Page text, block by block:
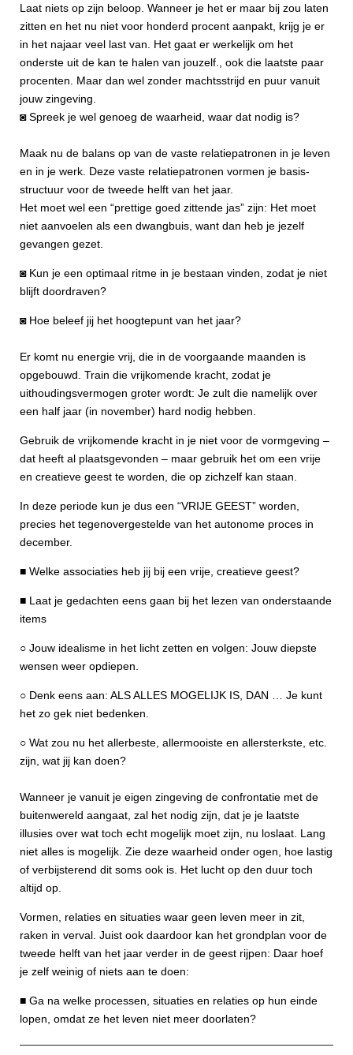
Laat niets op zijn beloop. Wanneer je het er maar bij zou laten
zitten en het nu niet voor honderd procent aanpakt, krijg je er
in het najaar veel last van. Het gaat er werkelijk om het
onderste uit de kan te halen van jouzelf., ook die laatste paar
procenten. Maar dan wel zonder machtsstrijd en puur vanuit
jouw zingeving.
◙ Spreek je wel genoeg de waarheid, waar dat nodig is?
Maak nu de balans op van de vaste relatiepatronen in je leven
en in je werk. Deze vaste relatiepatronen vormen je basis-
structuur voor de tweede helft van het jaar.
Het moet wel een “prettige goed zittende jas” zijn: Het moet
niet aanvoelen als een dwangbuis, want dan heb je jezelf
gevangen gezet.
◙ Kun je een optimaal ritme in je bestaan vinden, zodat je niet
blijft doordraven?
◙ Hoe beleef jij het hoogtepunt van het jaar?
Er komt nu energie vrij, die in de voorgaande maanden is
opgebouwd. Train die vrijkomende kracht, zodat je
uithoudingsvermogen groter wordt: Je zult die namelijk over
een half jaar (in november) hard nodig hebben.
Gebruik de vrijkomende kracht in je niet voor de vormgeving –
dat heeft al plaatsgevonden – maar gebruik het om een vrije
en creatieve geest te worden, die op zichzelf kan staan.
In deze periode kun je dus een “VRIJE GEEST” worden,
precies het tegenovergestelde van het autonome proces in
december.
■ Welke associaties heb jij bij een vrije, creatieve geest?
■ Laat je gedachten eens gaan bij het lezen van onderstaande
items
○ Jouw idealisme in het licht zetten en volgen: Jouw diepste
wensen weer opdiepen.
○ Denk eens aan: ALS ALLES MOGELIJK IS, DAN … Je kunt
het zo gek niet bedenken.
○ Wat zou nu het allerbeste, allermooiste en allersterkste, etc.
zijn, wat jij kan doen?
Wanneer je vanuit je eigen zingeving de confrontatie met de
buitenwereld aangaat, zal het nodig zijn, dat je je laatste
illusies over wat toch echt mogelijk moet zijn, nu loslaat. Lang
niet alles is mogelijk. Zie deze waarheid onder ogen, hoe lastig
of verbijsterend dit soms ook is. Het lucht op den duur toch
altijd op.
Vormen, relaties en situaties waar geen leven meer in zit,
raken in verval. Juist ook daardoor kan het grondplan voor de
tweede helft van het jaar verder in de geest rijpen: Daar hoef
je zelf weinig of niets aan te doen:
■ Ga na welke processen, situaties en relaties op hun einde
lopen, omdat ze het leven niet meer doorlaten?